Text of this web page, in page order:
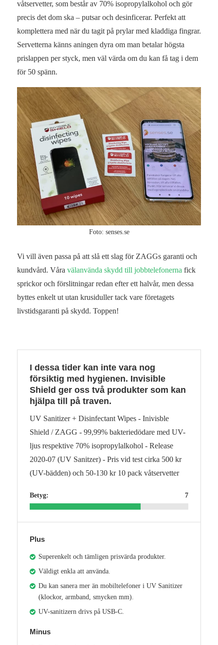
våtservetter, som består av 70% isopropylalkohol och gör
precis det dom ska – putsar och desinficerar. Perfekt att
komplettera med när du tagit på prylar med kladdiga fingrar.
Servetterna känns aningen dyra om man betalar högsta
prislappen per styck, men väl värda om du kan få tag i dem
för 50 spänn.
Foto: senses.se
Vi vill även passa på att slå ett slag för ZAGGs garanti och
kundvård. Våra välanvända skydd till jobbtelefonerna fick
sprickor och förslitningar redan efter ett halvår, men dessa
byttes enkelt ut utan krusiduller tack vare företagets
livstidsgaranti på skydd. Toppen!
I dessa tider kan inte vara nog
försiktig med hygienen. Invisible
Shield ger oss två produkter som kan
hjälpa till på traven.
UV Sanitizer + Disinfectant Wipes - Inivisble
Shield / ZAGG - 99,99% bakteriedödare med UV-
ljus respektive 70% isopropylalkohol - Release
2020-07 (UV Sanitzer) - Pris vid test cirka 500 kr
(UV-bädden) och 50-130 kr 10 pack våtservetter
Betyg: 7
Plus
Superenkelt och tämligen prisvärda produkter.
Väldigt enkla att använda.
Du kan sanera mer än mobiltelefoner i UV Sanitizer
(klockor, armband, smycken mm).
UV-sanitizern drivs på USB-C.
Minus